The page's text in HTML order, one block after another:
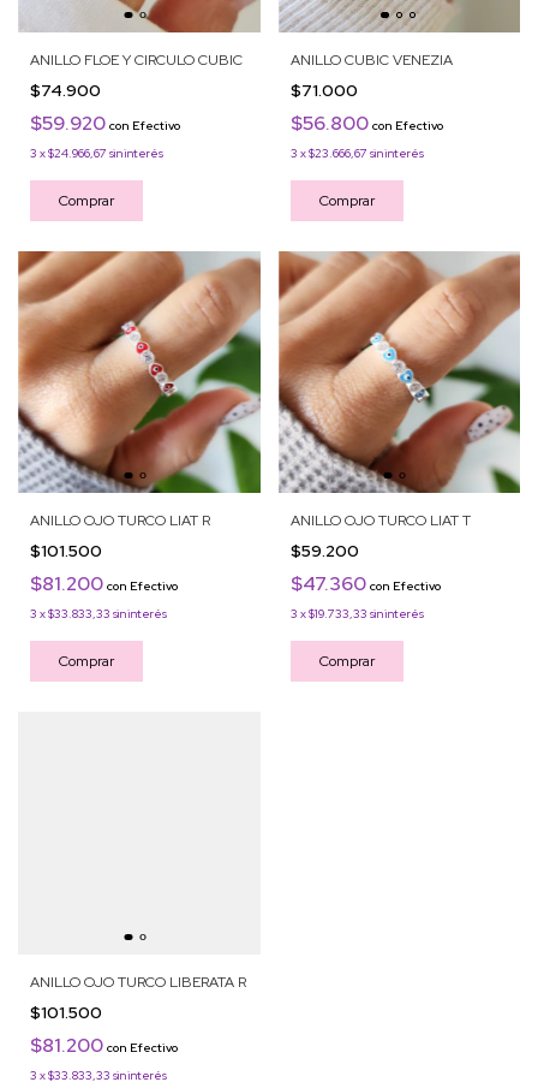
ANILLO FLOE Y CIRCULO CUBIC
$74.900
$59.920 con Efectivo
3 x$24.966,67 sin interés
Comprar
ANILLO CUBIC VENEZIA
$71.000
$56.800 con Efectivo
3 x$23.666,67 sin interés
Comprar
ANILLO OJO TURCO LIAT R
$101.500
$81.200 con Efectivo
3 x$33.833,33 sin interés
Comprar
ANILLO OJO TURCO LIAT T
$59.200
$47.360 con Efectivo
3 x$19.733,33 sin interés
Comprar
ANILLO OJO TURCO LIBERATA R
$101.500
$81.200 con Efectivo
3 x$33.833,33 sin interés